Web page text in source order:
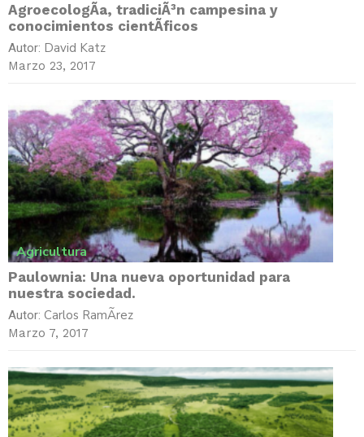
AgroecologÃ­a, tradiciÃ³n campesina y
conocimientos cientÃ­ficos
Autor: David Katz
Marzo 23, 2017
Agricultura
Paulownia: Una nueva oportunidad para
nuestra sociedad.
Autor: Carlos RamÃ­rez
Marzo 7, 2017